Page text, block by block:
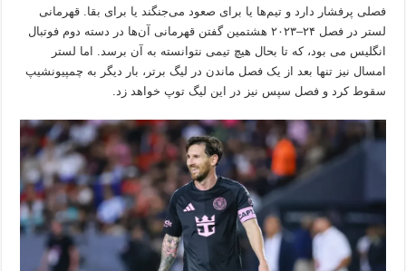
فصلی پرفشار دارد و تیم‌ها یا برای صعود می‌جنگند یا برای بقا. قهرمانی
لستر در فصل ۲۴–۲۰۲۳ هشتمین گفتن قهرمانی آن‌ها در دسته دوم فوتبال
انگلیس می بود، که تا بحال هیچ تیمی نتوانسته به آن برسد. اما لستر
امسال نیز تنها بعد از یک فصل ماندن در لیگ برتر، بار دیگر به چمپیونشیپ
سقوط کرد و فصل سپس نیز در این لیگ توپ خواهد زد.